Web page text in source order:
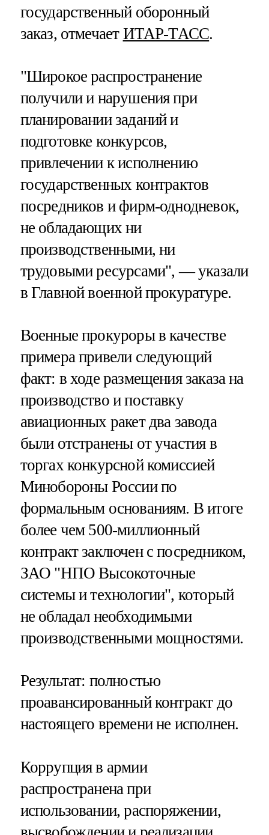
государственный оборонный
заказ, отмечает ИТАР-ТАСС.
"Широкое распространение
получили и нарушения при
планировании заданий и
подготовке конкурсов,
привлечении к исполнению
государственных контрактов
посредников и фирм-однодневок,
не обладающих ни
производственными, ни
трудовыми ресурсами", — указали
в Главной военной прокуратуре.
Военные прокуроры в качестве
примера привели следующий
факт: в ходе размещения заказа на
производство и поставку
авиационных ракет два завода
были отстранены от участия в
торгах конкурсной комиссией
Минобороны России по
формальным основаниям. В итоге
более чем 500-миллионный
контракт заключен с посредником,
ЗАО "НПО Высокоточные
системы и технологии", который
не обладал необходимыми
производственными мощностями.
Результат: полностью
проавансированный контракт до
настоящего времени не исполнен.
Коррупция в армии
распространена при
использовании, распоряжении,